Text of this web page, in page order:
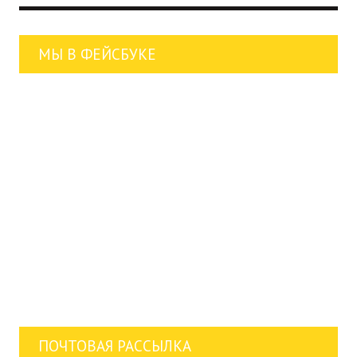
МЫ В ФЕЙСБУКЕ
ПОЧТОВАЯ РАССЫЛКА